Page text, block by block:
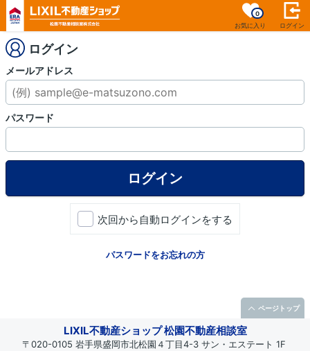
お気に入り
0
ログイン
ログイン
メールアドレス
パスワード
次回から自動ログインをする
パスワードをお忘れの方
LIXIL不動産ショップ 松園不動産相談室
〒020-0105 岩手県盛岡市北松園４丁目4-3 サン・エステート 1F
ページトップ